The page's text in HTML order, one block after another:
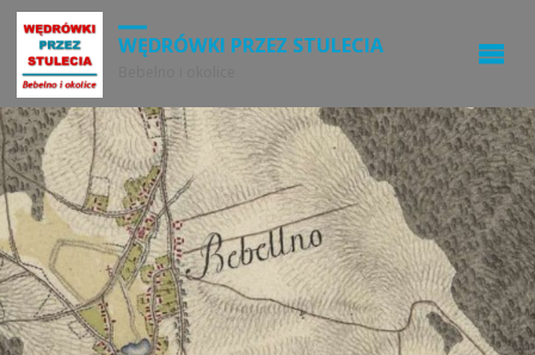
WĘDRÓWKI PRZEZ STULECIA